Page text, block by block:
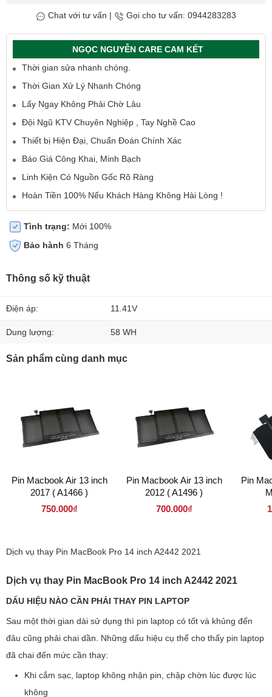
Chat với tư vấn | Gọi cho tư vấn: 0944283283
NGỌC NGUYỄN CARE CAM KẾT
Thời gian sửa nhanh chóng.
Thời Gian Xử Lý Nhanh Chóng
Lấy Ngay Không Phải Chờ Lâu
Đội Ngũ KTV Chuyên Nghiệp , Tay Nghề Cao
Thiết bị Hiện Đại, Chuẩn Đoán Chính Xác
Báo Giá Công Khai, Minh Bạch
Linh Kiện Có Nguồn Gốc Rõ Ràng
Hoàn Tiền 100% Nếu Khách Hàng Không Hài Lòng !
Tình trạng: Mới 100%
Bảo hành 6 Tháng
Thông số kỹ thuật
Điện áp: 11.41V
Dung lượng: 58 WH
Sản phẩm cùng danh mục
Pin Macbook Air 13 inch
2017 ( A1466 )
750.000₫
Pin Macbook Air 13 inch
2012 ( A1496 )
700.000₫
Pin
Dịch vụ thay Pin MacBook Pro 14 inch A2442 2021
Dịch vụ thay Pin MacBook Pro 14 inch A2442 2021
DẤU HIỆU NÀO CẦN PHẢI THAY PIN LAPTOP
Sau một thời gian dài sử dụng thì pin laptop có tốt và khủng đến
đâu cũng phải chai dần. Những dấu hiệu cụ thể cho thấy pin laptop
đã chai đến mức cần thay:
Khi cắm sạc, laptop không nhận pin, chập chờn lúc được lúc
không